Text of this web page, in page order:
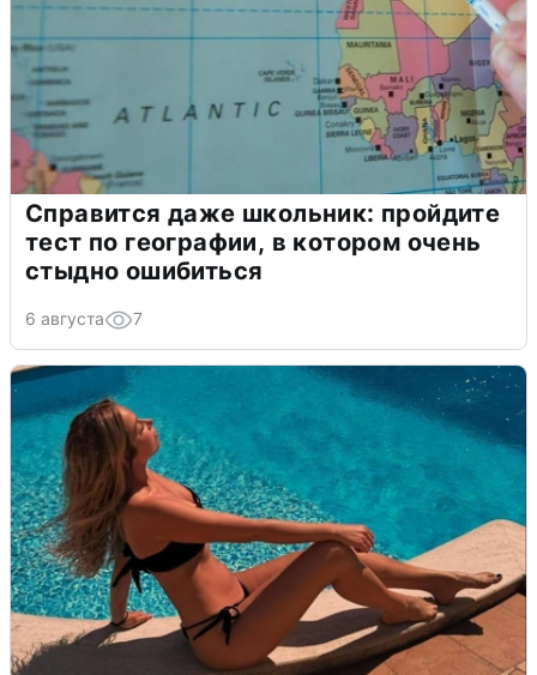
Справится даже школьник: пройдите
тест по географии, в котором очень
стыдно ошибиться
6 августа 7